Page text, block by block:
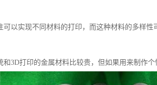
以实现不同材料的打印，而这种材料的多样性
和3D打印的金属材料比较贵，但如果用来制作个